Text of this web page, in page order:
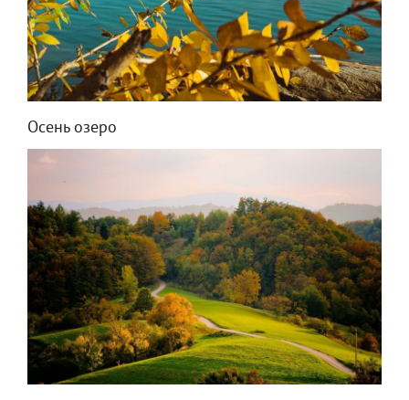
Осень озеро